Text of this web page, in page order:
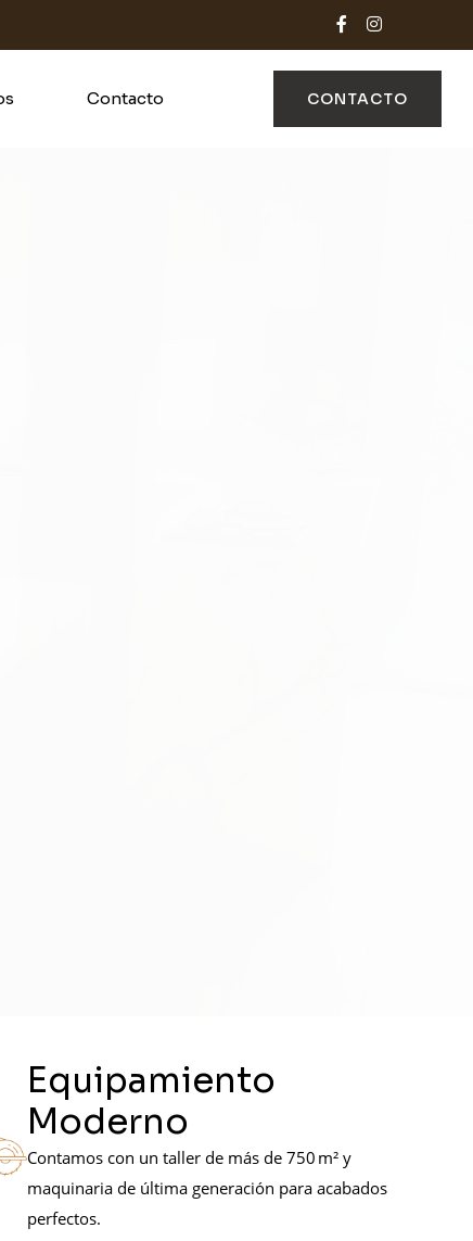
Contacto CONTACTO
Equipamiento
Moderno
Contamos con un taller de más de 750 m² y
maquinaria de última generación para acabados
perfectos.